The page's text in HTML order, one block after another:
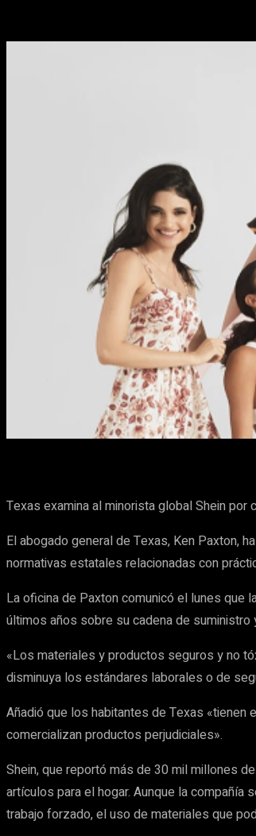
Facebook
Texas examina al minorista global Shein
El abogado general de Texas, Ken Paxton,
normativas estatales relacionadas con
La oficina de Paxton comunicó el lunes que
últimos años sobre su cadena de
«Los materiales y productos seguros y no
disminuya los estándares laborales o de
Añadió que los habitantes de Texas
comercializan productos perjudiciales».
Shein, que reportó más de 30 mil millones
artículos para el hogar. Aunque la
trabajo forzado, el uso de materiales que